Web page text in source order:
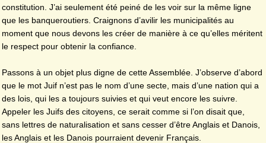
constitution. J’ai seulement été peiné de les voir sur la même ligne
que les banqueroutiers. Craignons d’avilir les municipalités au
moment que nous devons les créer de manière à ce qu’elles méritent
le respect pour obtenir la confiance.
Passons à un objet plus digne de cette Assemblée. J’observe d’abord
que le mot Juif n’est pas le nom d’une secte, mais d’une nation qui a
des lois, qui les a toujours suivies et qui veut encore les suivre.
Appeler les Juifs des citoyens, ce serait comme si l’on disait que,
sans lettres de naturalisation et sans cesser d’être Anglais et Danois,
les Anglais et les Danois pourraient devenir Français.